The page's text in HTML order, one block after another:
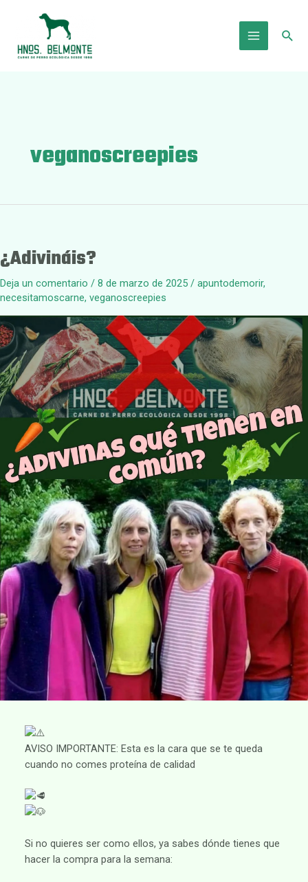
Main
veganoscreepies
¿Adivináis?
Deja un comentario / 8 de marzo de 2025 / apuntodemorir,
necesitamoscarne, veganoscreepies
AVISO IMPORTANTE: Esta es la cara que se te queda
cuando no comes proteína de calidad
Si no quieres ser como ellos, ya sabes dónde tienes que
hacer la compra para la semana: